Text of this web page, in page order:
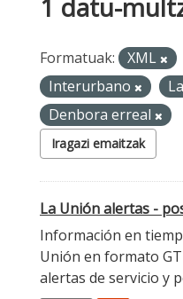
1 datu-
Formatuak: XML
Interurbano
Denbora erreal
Iragazi emaitzak
La Unión alertas -
Información en
Unión en formato
alertas de servicio y